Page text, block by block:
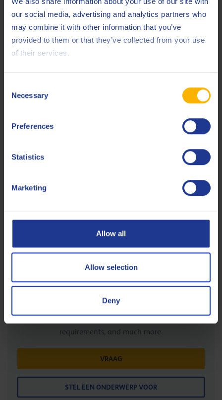
our social media, advertising and analytics partners who
may combine it with other information that you’ve
provided to them or that they’ve collected from your use
of their services.
Selection
Necessary
Preferences
Statistics
Marketing
Allow all
Allow selection
Deny
Uitstekende filtereigenschappen
Het product bevat geen actieve EP-additieven op basis van
zwavel, calcium of zink.
Ga naar de productpagina
Van onze expert Palub
Product Applications LUBricants, is the technical
service of Q8Oils. Here you can find five enthusiastic
hesitate to contact them for information concerning
product applications, specifications, safety
requirements, and much more.
VRAAG
STEL EEN ONDERWERP VOOR